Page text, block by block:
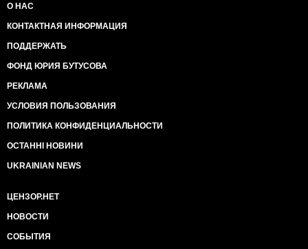
О НАС
КОНТАКТНАЯ ИНФОРМАЦИЯ
ПОДДЕРЖАТЬ
ФОНД ЮРИЯ БУТУСОВА
РЕКЛАМА
УСЛОВИЯ ПОЛЬЗОВАНИЯ
ПОЛИТИКА КОНФИДЕНЦИАЛЬНОСТИ
ОСТАННІ НОВИНИ
UKRAINIAN NEWS
ЦЕНЗОР.НЕТ
НОВОСТИ
СОБЫТИЯ